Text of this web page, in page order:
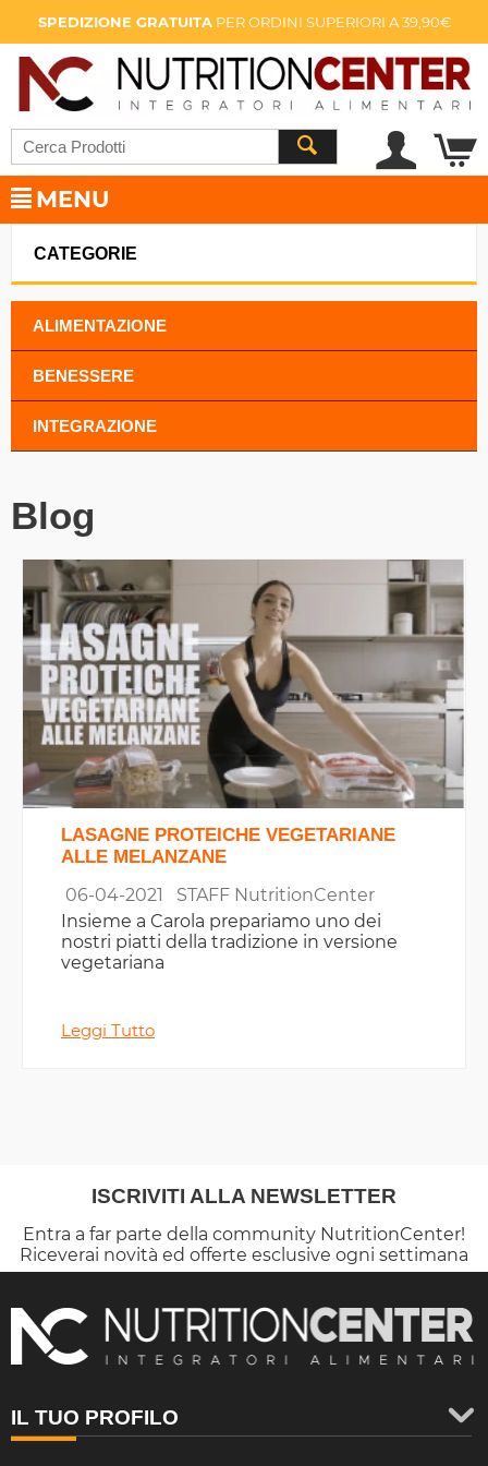
SPEDIZIONE GRATUITAPER ORDINI SUPERIORI A 39,90€
MENU
CATEGORIE
ALIMENTAZIONE
BENESSERE
INTEGRAZIONE
Blog
LASAGNE PROTEICHE VEGETARIANE
ALLE MELANZANE
06-04-2021
STAFF NutritionCenter
Insieme a Carola prepariamo uno dei
nostri piatti della tradizione in versione
vegetariana
Leggi Tutto
ISCRIVITI ALLA NEWSLETTER
Entra a far parte della community NutritionCenter!
Riceverai novità ed offerte esclusive ogni settimana
IL TUO PROFILO